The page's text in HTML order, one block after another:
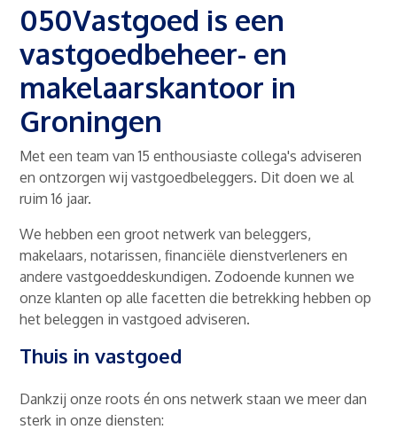
050Vastgoed is een
vastgoedbeheer- en
makelaarskantoor in
Groningen
Met een team van 15 enthousiaste collega's adviseren
en ontzorgen wij vastgoedbeleggers. Dit doen we al
ruim 16 jaar.
We hebben een groot netwerk van beleggers,
makelaars, notarissen, financiële dienstverleners en
andere vastgoeddeskundigen. Zodoende kunnen we
onze klanten op alle facetten die betrekking hebben op
het beleggen in vastgoed adviseren.
Thuis in vastgoed
Dankzij onze roots én ons netwerk staan we meer dan
sterk in onze diensten: